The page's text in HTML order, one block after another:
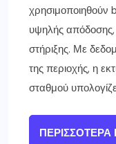
χρησιμοποιηθούν
υψηλής
στήριξης. Με
της περιοχής, η
σταθμού
ΠΕΡΙΣΣΌΤΕΡΑ